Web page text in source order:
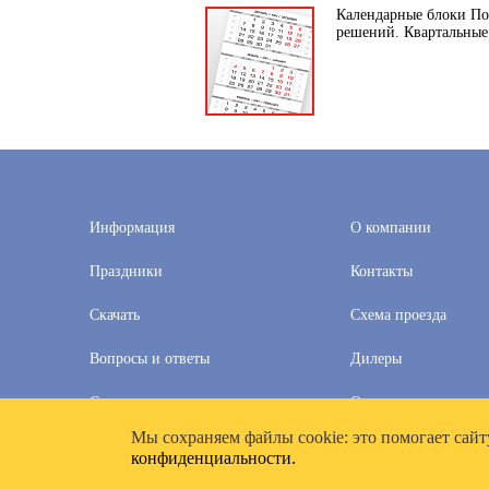
Календарные блоки
решений.
Информация
Праздники
Скачать
Вопросы и ответы
Скидки
О компании
Контакты
Схема проезда
Дилеры
Оплата и доставка
2020–2026 © Компания «Полимат»: ООО «Все для
Мы cохраняем файлы cookie: это помогает
конфиденциальности.